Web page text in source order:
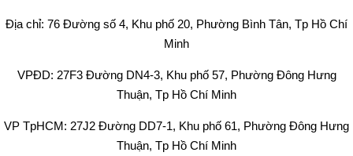
Địa chỉ: 76 Đường số 4, Khu phố 20, Phường Bình Tân, Tp Hồ Chí
Minh
VPĐD: 27F3 Đường DN4-3, Khu phố 57, Phường Đông Hưng
Thuận, Tp Hồ Chí Minh
VP TpHCM: 27J2 Đường DD7-1, Khu phố 61, Phường Đông Hưng
Thuận, Tp Hồ Chí Minh